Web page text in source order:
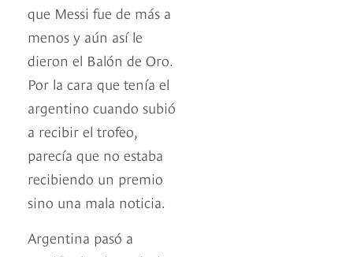
que Messi fue de más a
menos y aún así le
dieron el Balón de Oro.
Por la cara que tenía el
argentino cuando subió
a recibir el trofeo,
parecía que no estaba
recibiendo un premio
sino una mala noticia.
Argentina pasó a